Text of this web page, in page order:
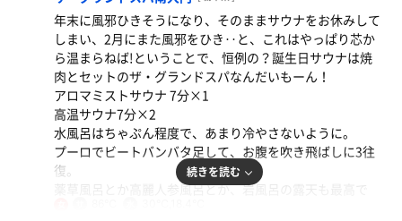
年末に風邪ひきそうになり、そのままサウナをお休みして
しまい、2月にまた風邪をひき‥と、これはやっぱり芯か
ら温まらねば!ということで、恒例の？誕生日サウナは焼
肉とセットのザ・グランドスパなんだいもーん！
アロマミストサウナ 7分×1
高温サウナ7分×2
水風呂はちゃぷん程度で、あまり冷やさないように。
プーロでビートバンバタ足して、お腹を吹き飛ばしに3往
復。
薬草風呂とか高麗人参風呂とか、岩風呂の露天も最高で
続きを読む